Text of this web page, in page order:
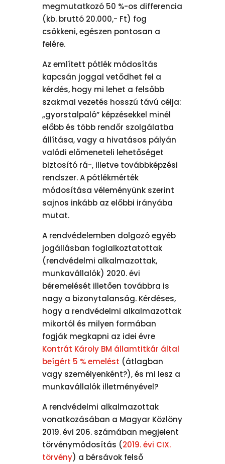
megmutatkozó 50 %-os differencia
(kb. bruttó 20.000,- Ft) fog
csökkeni, egészen pontosan a
felére.
Az említett pótlék módosítás
kapcsán joggal vetődhet fel a
kérdés, hogy mi lehet a felsőbb
szakmai vezetés hosszú távú célja:
„gyorstalpaló” képzésekkel minél
előbb és több rendőr szolgálatba
állítása, vagy a hivatásos pályán
valódi előmeneteli lehetőséget
biztosító rá-, illetve továbbképzési
rendszer. A pótlékmérték
módosítása véleményünk szerint
sajnos inkább az előbbi irányába
mutat.
A rendvédelemben dolgozó egyéb
jogállásban foglalkoztatottak
(rendvédelmi alkalmazottak,
munkavállalók) 2020. évi
béremelését illetően továbbra is
nagy a bizonytalanság. Kérdéses,
hogy a rendvédelmi alkalmazottak
mikortól és milyen formában
fogják megkapni az idei évre
Kontrát Károly BM államtitkár által
beígért 5 % emelést (átlagban
vagy személyenként?), és mi lesz a
munkavállalók illetményével?
A rendvédelmi alkalmazottak
vonatkozásában a Magyar Közlöny
2019. évi 206. számában megjelent
törvénymódosítás (2019. évi CIX.
törvény) a bérsávok felső